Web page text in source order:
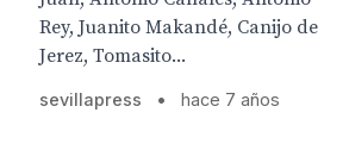
Rey, Juanito Makandé, Canijo de
Jerez, Tomasito...
sevillapress • hace 7 años